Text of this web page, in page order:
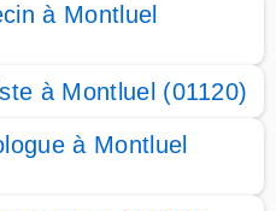
à Montluel
à Montluel (01120)
à Montluel